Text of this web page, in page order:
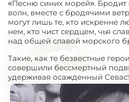
«Песню синих морей». Бродит
волн, вместе с бродячими
могут лишь те, кто искренне
нем, кто чист сердцем, чья
над общей славой морского
Такие, как те безвестные
совершили бессмертный
удерживая осажденный